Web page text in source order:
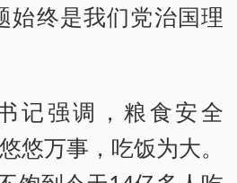
始终是我们党治国理
记强调，粮食安全
悠万事，吃饭为大。